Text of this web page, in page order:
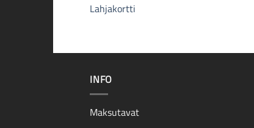
Lahjakortti
INFO
Maksutavat